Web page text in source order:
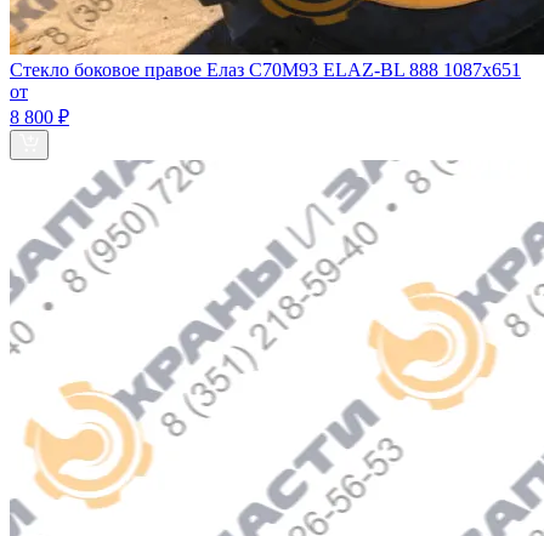
Стекло боковое правое Елаз С70М93 ELAZ-BL 888 1087х651
от
8 800 ₽